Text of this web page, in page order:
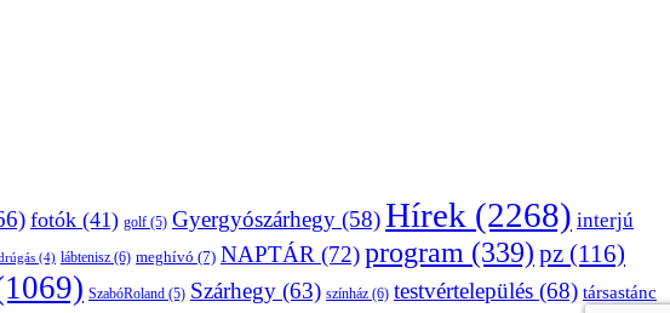
fotók (41) golf (5) Gyergyószárhegy (58)Hírek (2268) interjú
(4) lábtenisz (6) meghívó (7) NAPTÁR (72)program (339) pz (116)
SzabóRoland (5) Szárhegy (63) színház (6) testvértelepülés (68) társastánc